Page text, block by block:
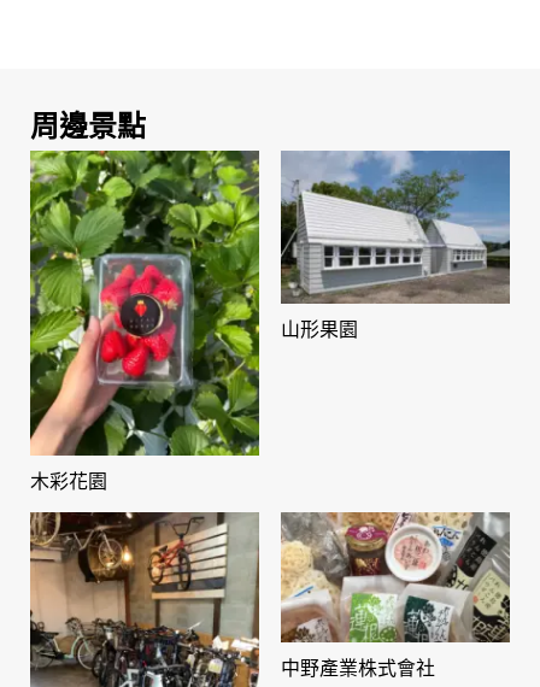
周邊景點
木彩花園
山形果園
中野產業株式會社